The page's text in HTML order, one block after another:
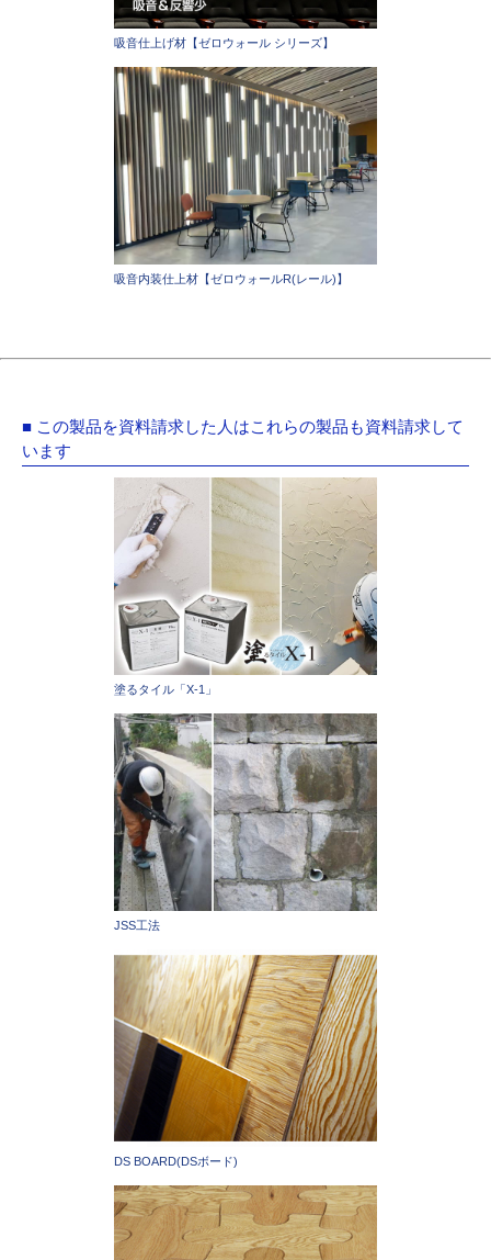
吸音仕上げ材【ゼロウォール シリーズ】
吸音内装仕上材【ゼロウォールR(レール)】
■ この製品を資料請求した人はこれらの製品も資料請求して
います
塗るタイル「X-1」
JSS工法
DS BOARD(DSボード)